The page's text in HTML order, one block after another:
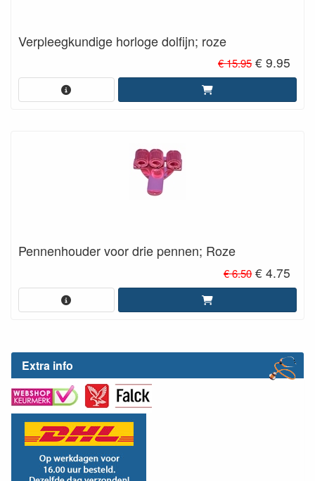
Extra info
Verpleegkundige horloge dolfijn; roze
€ 15.95€ 9.95
Pennenhouder voor drie pennen; Roze
€ 6.50€ 4.75